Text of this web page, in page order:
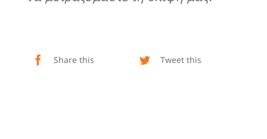
Share this Tweet this